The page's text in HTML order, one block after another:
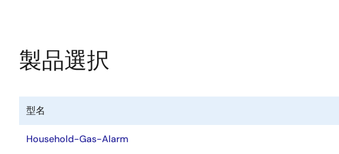
製品選択
型名
Household-Gas-Alarm